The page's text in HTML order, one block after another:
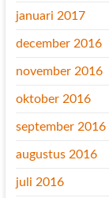
januari 2017
december 2016
november 2016
oktober 2016
september 2016
augustus 2016
juli 2016